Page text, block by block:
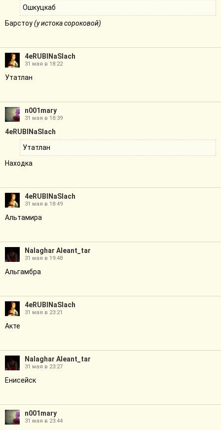
Ошкуцкаб
Барстоу(у истока сороковой)
4eRUBINaSlach
31 мая в 18:22
Утатлан
n001mary
31 мая в 18:39
4eRUBINaSlach
Утатлан
Находка
4eRUBINaSlach
31 мая в 18:49
Альтамира
Nalaghar Aleant_tar
31 мая в 19:48
Альгамбра
4eRUBINaSlach
31 мая в 23:21
Акте
Nalaghar Aleant_tar
31 мая в 23:27
Енисейск
n001mary
31 мая в 23:44